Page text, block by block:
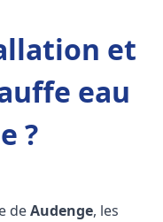
et
eau
?
deAudenge, les